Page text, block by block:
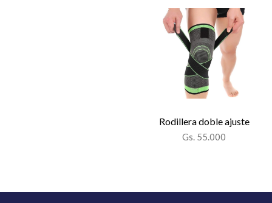
Rodillera doble ajuste
Gs. 55.000